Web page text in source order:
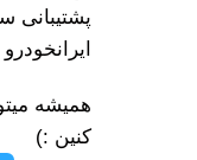
پشتیبانی
همیشه
کنین :)